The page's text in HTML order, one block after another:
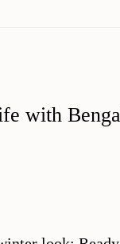
with